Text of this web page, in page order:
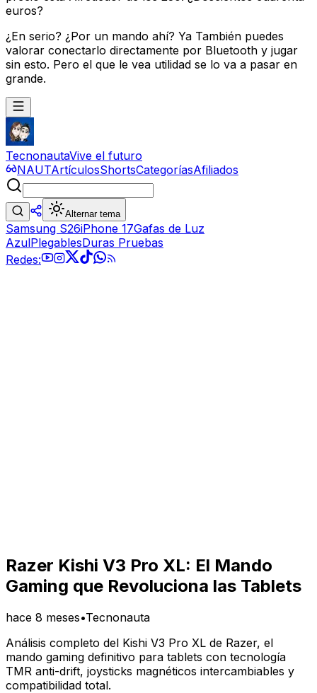
euros?
¿En serio? ¿Por un mando ahí? Ya También puedes
valorar conectarlo directamente por Bluetooth y jugar
sin esto. Pero el que le vea utilidad se lo va a pasar en
grande.
TecnonautaVive el futuro
NAUTArtículosShortsCategoríasAfiliados
Alternar tema
Samsung S26iPhone 17Gafas de Luz
AzulPlegablesDuras Pruebas
Redes:
Razer Kishi V3 Pro XL: El Mando
Gaming que Revoluciona las Tablets
hace 8 meses•Tecnonauta
Análisis completo del Kishi V3 Pro XL de Razer, el
mando gaming definitivo para tablets con tecnología
TMR anti-drift, joysticks magnéticos intercambiables y
compatibilidad total.